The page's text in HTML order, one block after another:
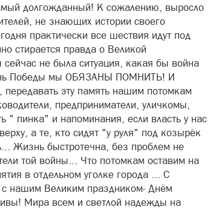
долгожданный! К сожалению, выросло
не знающих истории своего
практически все шествия идут под
стирается правда о Великой
не была ситуация, какая бы война
Победы мы ОБЯЗАНЫ ПОМНИТЬ! И
передавать эту память нашим потомкам
предприниматели, уличкомы,
" пинка" и напоминания, если власть у нас
а те, кто сидят "у руля" под козырёк
Жизнь быстротечна, без проблем не
той войны... Что потомкам оставим на
в отдельном уголке города ... С
с нашим Великим праздником- Днём
Мира всем и светлой надежды на